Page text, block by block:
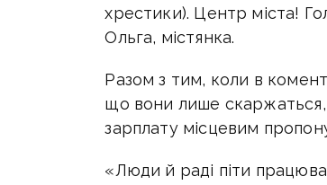
хрестики). Центр міста!
Ольга, містянка.
Разом з тим, коли в
що вони лише скаржаться,
зарплату місцевим
«Люди й раді піти